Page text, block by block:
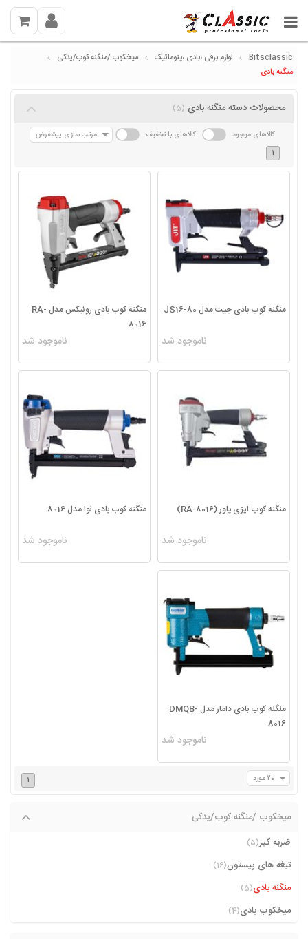
Bitsclassic لوازم برقی ،بادی ،پنوماتیک
میخکوب /منگنه کوب/یدکی
منگنه بادی
میخکوب /منگنه کوب/یدکی
ضربه گیر(5)
تیغه های پیستون(16)
منگنه بادی(5)
میخکوب بادی(4)
محصولات دسته منگنه بادی (5)
کالاهای موجود کالاهای با تخفیف
مرتب سازی پیشفرض
1
منگنه کوب بادی جیت مدل JS16-80
ناموجود شد
منگنه کوب بادی رونیکس مدل RA-
8016
ناموجود شد
منگنه کوب ایزی پاور (RA-8016)
ناموجود شد
منگنه کوب بادی نوا مدل 8016
ناموجود شد
منگنه کوب بادی دامار مدل DMQB-
8016
ناموجود شد
20 مورد 1